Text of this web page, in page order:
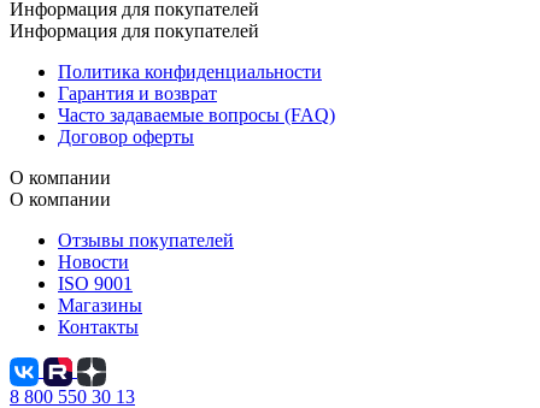
Информация для покупателей
Информация для покупателей
Политика конфиденциальности
Гарантия и возврат
Часто задаваемые вопросы (FAQ)
Договор оферты
О компании
О компании
Отзывы покупателей
Новости
ISO 9001
Магазины
Контакты
8 800 550 30 13